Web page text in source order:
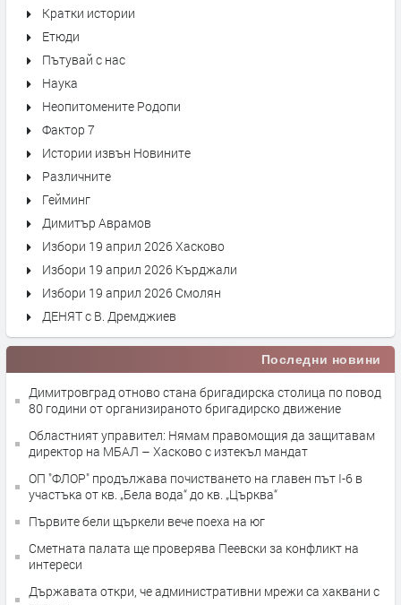
Кратки истории
Етюди
Пътувай с нас
Наука
Неопитомените Родопи
Фактор 7
Истории извън Новините
Различните
Гейминг
Димитър Аврамов
Избори 19 април 2026 Хасково
Избори 19 април 2026 Кърджали
Избори 19 април 2026 Смолян
ДЕНЯТ с В. Дремджиев
Последни новини
Димитровград отново стана бригадирска столица по повод
80 години от организираното бригадирско движение
Областният управител: Нямам правомощия да защитавам
директор на МБАЛ – Хасково с изтекъл мандат
ОП "ФЛОР" продължава почистването на главен път I-6 в
участъка от кв. „Бела вода“ до кв. „Църква“
Първите бели щъркели вече поеха на юг
Сметната палата ще провeрява Пеевски за конфликт на
интереси
Държавата откри, че административни мрежи са хаквани с